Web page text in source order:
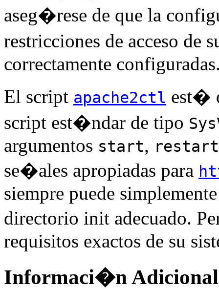
aseg�rese de que la
restricciones de acceso de
correctamente
El script apache2ctl est�
script est�ndar de tipo
argumentos start, restart
se�ales apropiadas para
siempre puede
directorio init adecuado.
requisitos exactos de su
Informaci�n Adicional